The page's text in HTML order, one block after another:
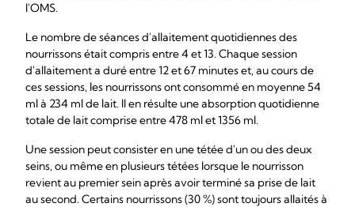
l'OMS.
Le nombre de séances d'allaitement quotidiennes des
nourrissons était compris entre 4 et 13. Chaque session
d'allaitement a duré entre 12 et 67 minutes et, au cours de
ces sessions, les nourrissons ont consommé en moyenne 54
ml à 234 ml de lait. Il en résulte une absorption quotidienne
totale de lait comprise entre 478 ml et 1356 ml.
Une session peut consister en une tétée d'un ou des deux
seins, ou même en plusieurs tétées lorsque le nourrisson
revient au premier sein après avoir terminé sa prise de lait
au second. Certains nourrissons (30 %) sont toujours allaités à